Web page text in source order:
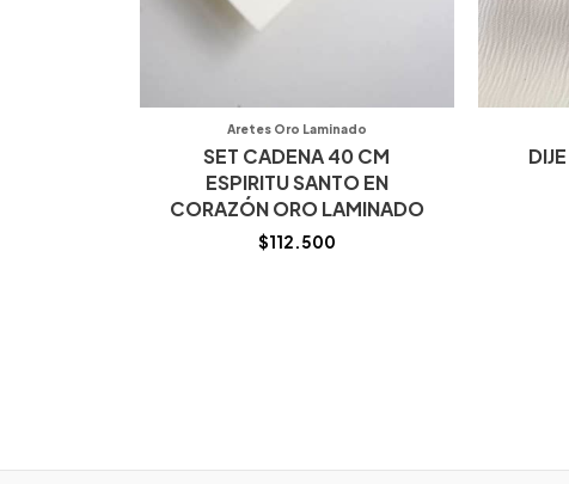
Aretes Oro Laminado
SET CADENA 40 CM
ESPIRITU SANTO EN
CORAZÓN ORO LAMINADO
$112.500